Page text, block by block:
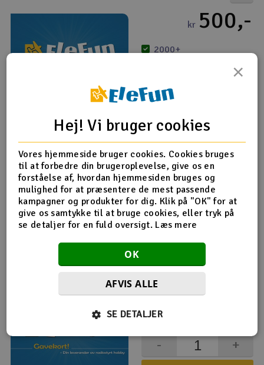
Raketter
Scooter & elkøretøj
Smarthjem, leg og hobby
Solenergi
Værktøj, udstyr og tilbehør
Gavekort
kr 500,-
+
2000+
Elefun Elektronisk Gavekort: 1500kr
kr1.500,-
+
-
2000+
Elefun Elektronisk Gavekort: 2000kr
2.000,-
+
-
×
Hej! Vi bruger cookies
Vores hjemmeside bruger cookies. Cookies bruges
til at forbedre din brugeroplevelse, give os en
forståelse af, hvordan hjemmesiden bruges og
mulighed for at præsentere de mest passende
kampagner og produkter for dig. Klik på "OK" for at
give os samtykke til at bruge cookies, eller tryk på
se detaljer for en fuld oversigt. Læs mere
OK
AFVIS ALLE
SE DETALJER